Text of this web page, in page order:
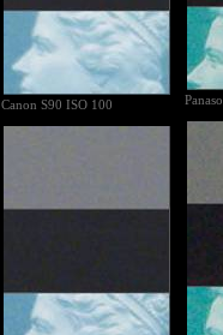
Canon S90 ISO 100